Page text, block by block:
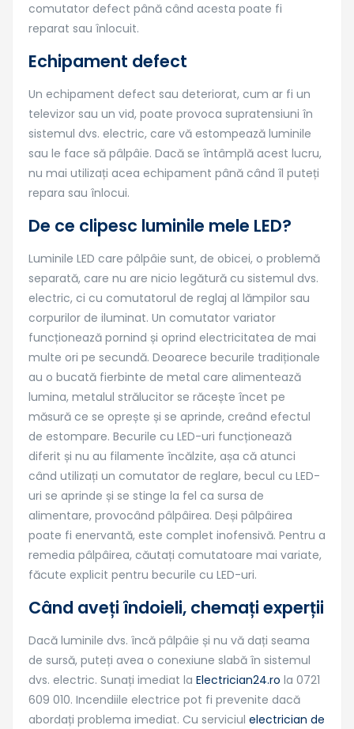
comutator defect până când acesta poate fi
reparat sau înlocuit.
Echipament defect
Un echipament defect sau deteriorat, cum ar fi un
televizor sau un vid, poate provoca supratensiuni în
sistemul dvs. electric, care vă estompează luminile
sau le face să pâlpâie. Dacă se întâmplă acest lucru,
nu mai utilizați acea echipament până când îl puteți
repara sau înlocui.
De ce clipesc luminile mele LED?
Luminile LED care pâlpâie sunt, de obicei, o problemă
separată, care nu are nicio legătură cu sistemul dvs.
electric, ci cu comutatorul de reglaj al lămpilor sau
corpurilor de iluminat. Un comutator variator
funcționează pornind și oprind electricitatea de mai
multe ori pe secundă. Deoarece becurile tradiționale
au o bucată fierbinte de metal care alimentează
lumina, metalul strălucitor se răcește încet pe
măsură ce se oprește și se aprinde, creând efectul
de estompare. Becurile cu LED-uri funcționează
diferit și nu au filamente încălzite, așa că atunci
când utilizați un comutator de reglare, becul cu LED-
uri se aprinde și se stinge la fel ca sursa de
alimentare, provocând pâlpâirea. Deși pâlpâirea
poate fi enervantă, este complet inofensivă. Pentru a
remedia pâlpâirea, căutați comutatoare mai variate,
făcute explicit pentru becurile cu LED-uri.
Când aveți îndoieli, chemați experții
Dacă luminile dvs. încă pâlpâie și nu vă dați seama
de sursă, puteți avea o conexiune slabă în sistemul
dvs. electric. Sunați imediat la Electrician24.ro la 0721
609 010. Incendiile electrice pot fi prevenite dacă
abordați problema imediat. Cu serviciul electrician de